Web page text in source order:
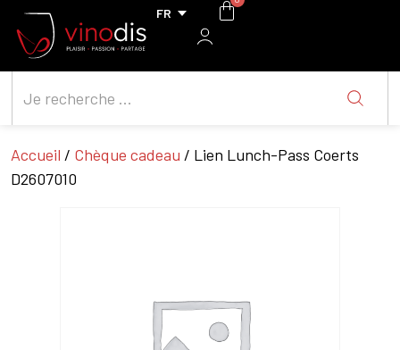
Accueil / Chèque cadeau / Lien Lunch-Pass Coerts
D2607010